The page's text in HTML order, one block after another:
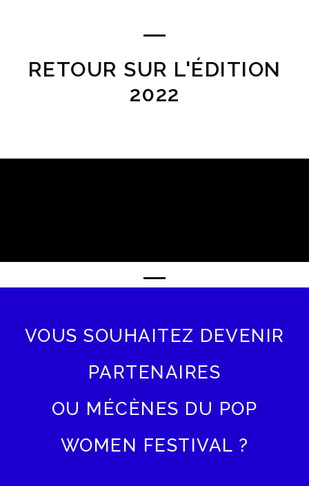
RETOUR SUR L'ÉDITION
2022
VOUS SOUHAITEZ DEVENIR
PARTENAIRES
OU MÉCÈNES DU POP
WOMEN FESTIVAL ?